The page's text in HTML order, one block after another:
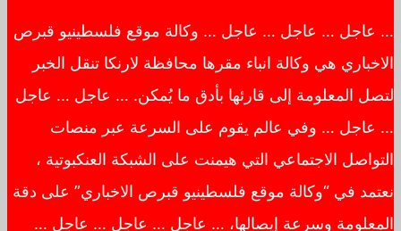
… عاجل … عاجل … عاجل … وكالة موقع فلسطينيو قبرص
الاخباري هي وكالة انباء مقرها محافظة لارنكا تنقل الخبر
لتصل المعلومة إلى قارئها بأدق ما يُمكن. … عاجل … عاجل
… عاجل … وفي عالم يقوم على السرعة عبر منصات
التواصل الاجتماعي التي هيمنت على الشبكة العنكبوتية ،
نعتمد في “وكالة موقع فلسطينيو قبرص الاخباري” على دقة
المعلومة وسرعة إيصالها، … عاجل … عاجل … عاجل …